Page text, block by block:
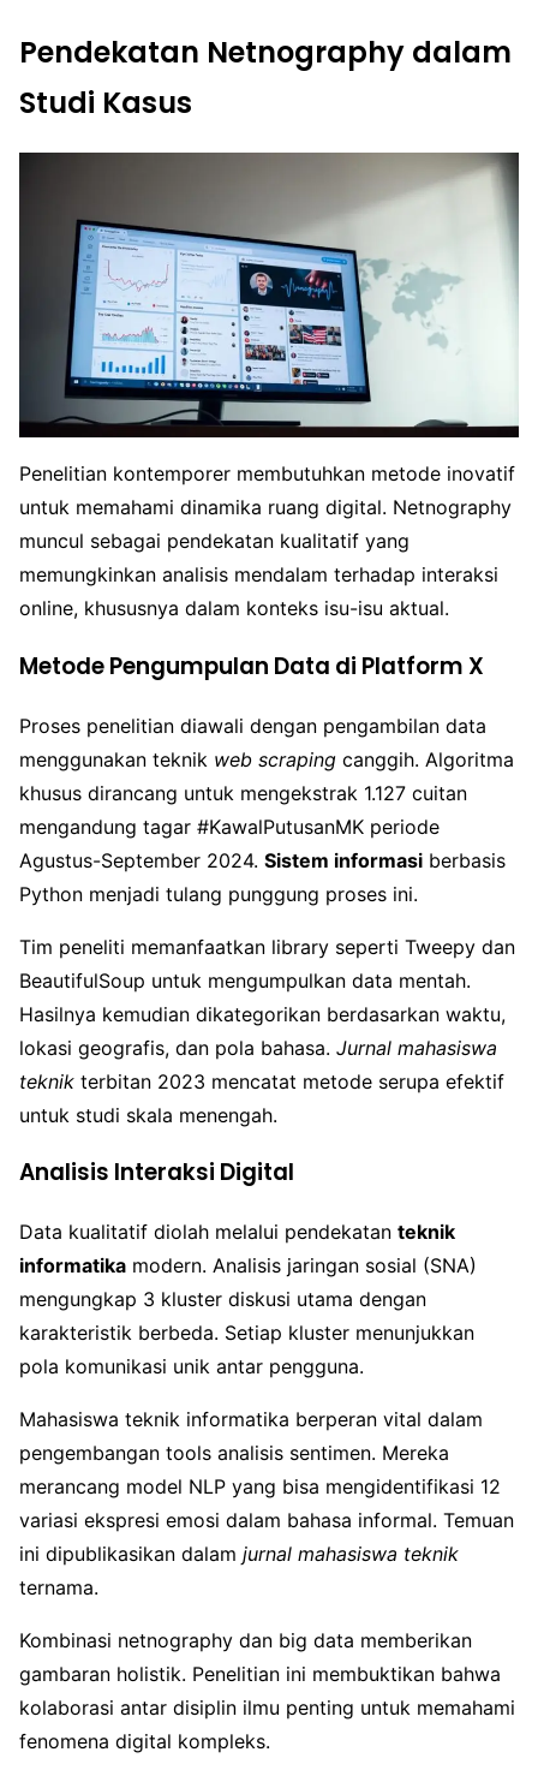
Pendekatan Netnography dalam
Studi Kasus
Penelitian kontemporer membutuhkan metode inovatif
untuk memahami dinamika ruang digital. Netnography
muncul sebagai pendekatan kualitatif yang
memungkinkan analisis mendalam terhadap interaksi
online, khususnya dalam konteks isu-isu aktual.
Metode Pengumpulan Data di Platform X
Proses penelitian diawali dengan pengambilan data
menggunakan teknik web scraping canggih. Algoritma
khusus dirancang untuk mengekstrak 1.127 cuitan
mengandung tagar #KawalPutusanMK periode
Agustus-September 2024. Sistem informasi berbasis
Python menjadi tulang punggung proses ini.
Tim peneliti memanfaatkan library seperti Tweepy dan
BeautifulSoup untuk mengumpulkan data mentah.
Hasilnya kemudian dikategorikan berdasarkan waktu,
lokasi geografis, dan pola bahasa. Jurnal mahasiswa
teknik terbitan 2023 mencatat metode serupa efektif
untuk studi skala menengah.
Analisis Interaksi Digital
Data kualitatif diolah melalui pendekatan teknik
informatika modern. Analisis jaringan sosial (SNA)
mengungkap 3 kluster diskusi utama dengan
karakteristik berbeda. Setiap kluster menunjukkan
pola komunikasi unik antar pengguna.
Mahasiswa teknik informatika berperan vital dalam
pengembangan tools analisis sentimen. Mereka
merancang model NLP yang bisa mengidentifikasi 12
variasi ekspresi emosi dalam bahasa informal. Temuan
ini dipublikasikan dalam jurnal mahasiswa teknik
ternama.
Kombinasi netnography dan big data memberikan
gambaran holistik. Penelitian ini membuktikan bahwa
kolaborasi antar disiplin ilmu penting untuk memahami
fenomena digital kompleks.